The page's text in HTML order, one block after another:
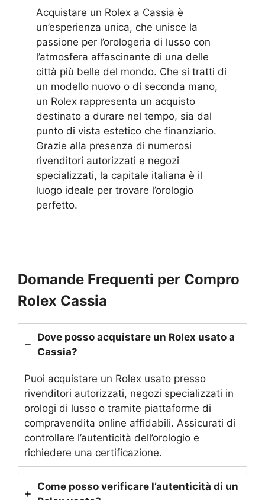
Acquistare un Rolex a Cassia è
un’esperienza unica, che unisce la
passione per l’orologeria di lusso con
l’atmosfera affascinante di una delle
città più belle del mondo. Che si tratti di
un modello nuovo o di seconda mano,
un Rolex rappresenta un acquisto
destinato a durare nel tempo, sia dal
punto di vista estetico che finanziario.
Grazie alla presenza di numerosi
rivenditori autorizzati e negozi
specializzati, la capitale italiana è il
luogo ideale per trovare l’orologio
perfetto.
Domande Frequenti per Compro
Rolex Cassia
Dove posso acquistare un Rolex usato a
Cassia?
Puoi acquistare un Rolex usato presso
rivenditori autorizzati, negozi specializzati in
orologi di lusso o tramite piattaforme di
compravendita online affidabili. Assicurati di
controllare l’autenticità dell’orologio e
richiedere una certificazione.
Come posso verificare l’autenticità di un